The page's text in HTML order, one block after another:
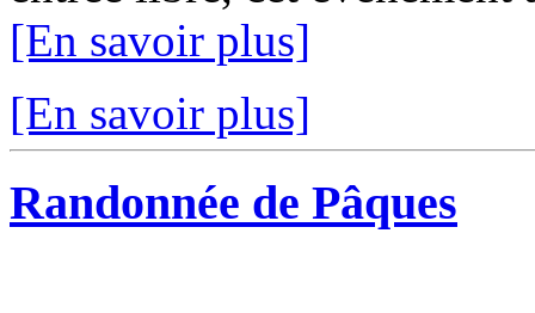
[En savoir plus]
[En savoir plus]
Randonnée de Pâques